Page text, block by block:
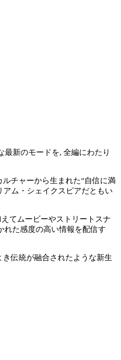
最新のモードを, 全編にわたり
チャーから生まれた“自信に満
アム・シェイクスピアだともい
てムービーやストリートスナ
れた感度の高い情報を配信す
伝統が融合されたような新生